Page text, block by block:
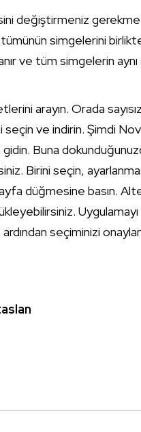
değiştirmeniz
tümünün simgelerini
ve tüm simgelerin aynı
arayın. Orada
ve indirin. Şimdi
gidin. Buna
Birini seçin,
düğmesine basın.
ardından seçiminizi